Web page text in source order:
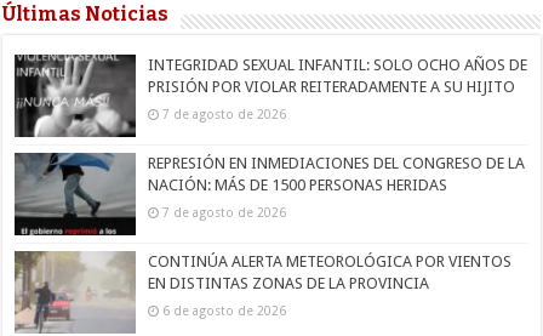
Últimas Noticias
INTEGRIDAD SEXUAL INFANTIL: SOLO OCHO AÑOS DE
PRISIÓN POR VIOLAR REITERADAMENTE A SU HIJITO
7 de agosto de 2026
REPRESIÓN EN INMEDIACIONES DEL CONGRESO DE LA
NACIÓN: MÁS DE 1500 PERSONAS HERIDAS
7 de agosto de 2026
CONTINÚA ALERTA METEOROLÓGICA POR VIENTOS
EN DISTINTAS ZONAS DE LA PROVINCIA
6 de agosto de 2026